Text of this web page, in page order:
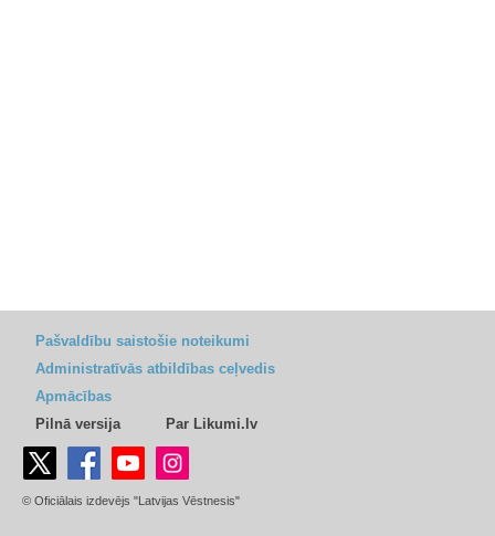
Pašvaldību saistošie noteikumi
Administratīvās atbildības ceļvedis
Apmācības
Pilnā versija
Par Likumi.lv
© Oficiālais izdevējs "Latvijas Vēstnesis"